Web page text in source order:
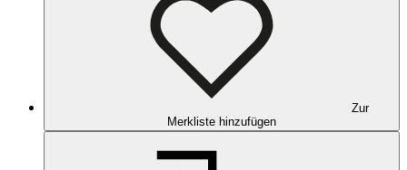
Zur
Merkliste hinzufügen